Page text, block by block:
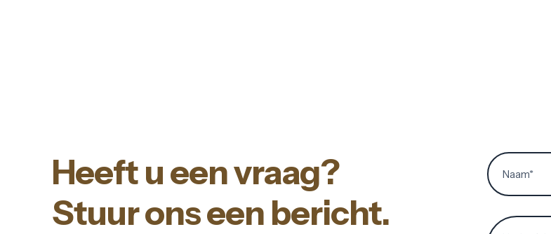
Heeft u een vraag?
Stuur ons een bericht.